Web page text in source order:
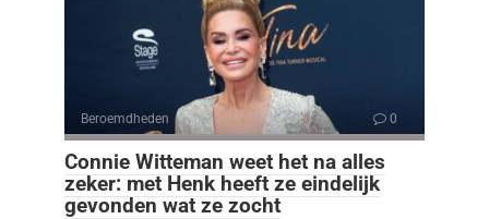
Beroemdheden 0
Connie Witteman weet het na alles
zeker: met Henk heeft ze eindelijk
gevonden wat ze zocht